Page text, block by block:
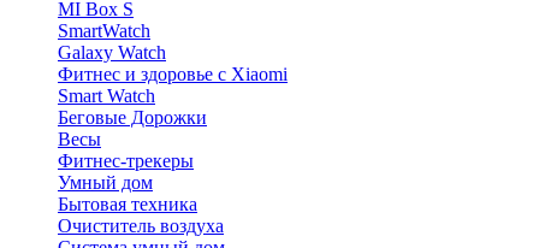
MI Box S
SmartWatch
Galaxy Watch
Фитнес и здоровье с Xiaomi
Smart Watch
Беговые Дорожки
Весы
Фитнес-трекеры
Умный дом
Бытовая техника
Очиститель воздуха